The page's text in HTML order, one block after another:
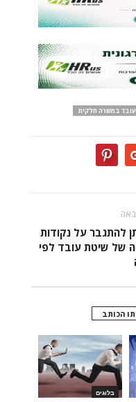
עובד במשרה חלקית
להתגבר על נקודות
של שיטת עובד לפי
הכותב
בלוגים